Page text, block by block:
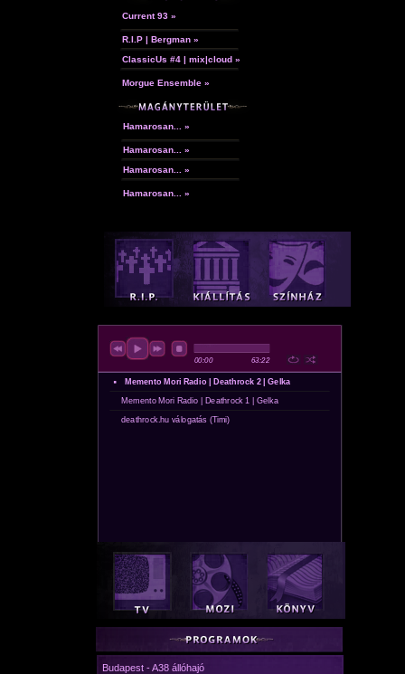
Current 93 »
R.I.P | Bergman »
ClassicUs #4 | mix|cloud »
Morgue Ensemble »
Hamarosan... »
Hamarosan... »
Hamarosan... »
Hamarosan... »
Budapest - A38 állóhajó